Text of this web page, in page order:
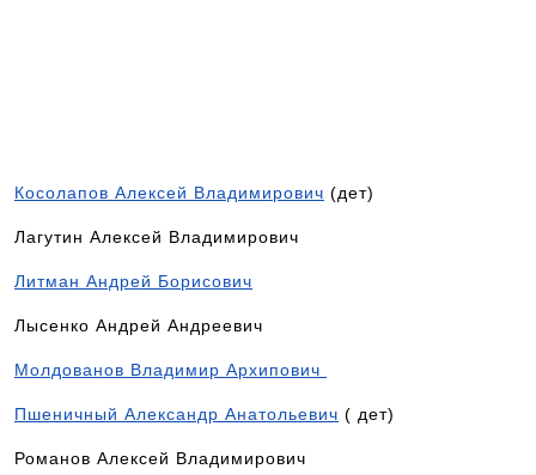
Косолапов Алексей Владимирович (дет)
Лагутин Алексей Владимирович
Литман Андрей Борисович
Лысенко Андрей Андреевич
Молдованов Владимир Архипович
Пшеничный Александр Анатольевич ( дет)
Романов Алексей Владимирович